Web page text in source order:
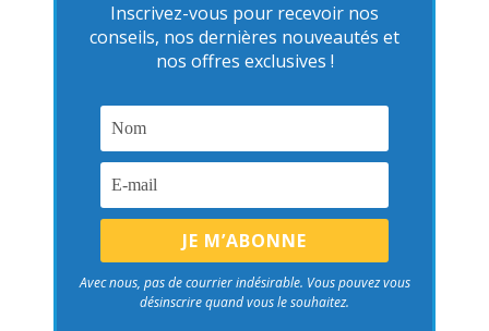
Inscrivez-vous pour recevoir nos
conseils, nos dernières nouveautés et
nos offres exclusives !
Avec nous, pas de courrier indésirable. Vous pouvez vous
désinscrire quand vous le souhaitez.